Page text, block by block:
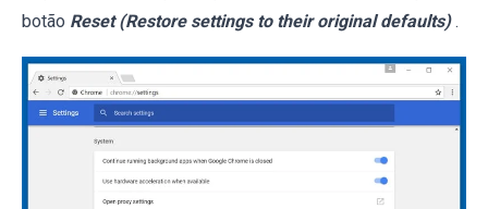
botão Reset (Restore settings to their original defaults) .